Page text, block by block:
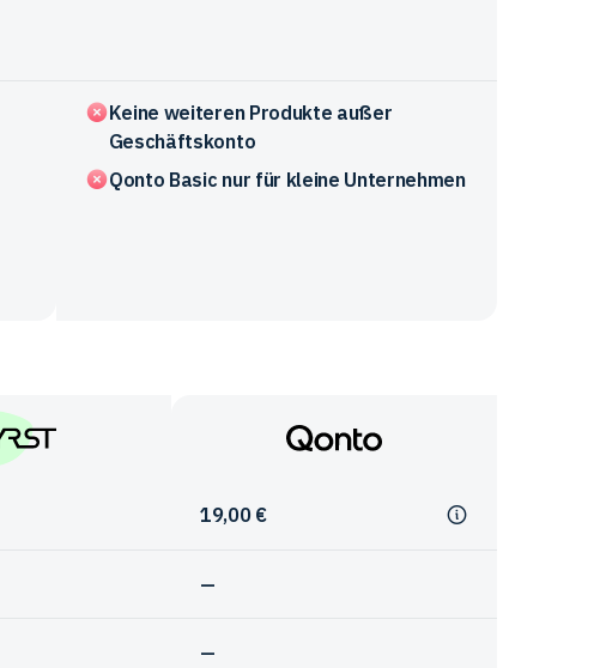
Keine weiteren Produkte außer
Geschäftskonto
Qonto Basic nur für kleine Unternehmen
19,00 €
—
—